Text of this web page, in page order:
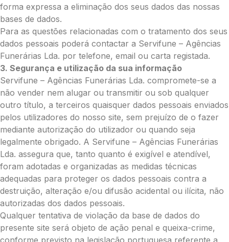
Pequena (€85)
Média (€100)
Grande (€115)
Cruz:
Pequena (€85)
Média (€100)
Grande (€115)
Coração:
Pequena (€85)
Média (€100)
Grande (€115)
Coroa:
Mini (€75)
Pequena (€85)
Média (€100)
Grande (€115)
O seu nome*
forma expressa a eliminação dos seus dados das nossas
bases de dados.
Para as questões relacionadas com o tratamento dos seus
dados pessoais poderá contactar a Servifune – Agências
Funerárias Lda. por telefone, email ou carta registada.
3. Segurança e utilização da sua informação
Servifune – Agências Funerárias Lda. compromete-se a
não vender nem alugar ou transmitir ou sob qualquer
outro título, a terceiros quaisquer dados pessoais enviados
pelos utilizadores do nosso site, sem prejuízo de o fazer
mediante autorização do utilizador ou quando seja
legalmente obrigado. A Servifune – Agências Funerárias
Lda. assegura que, tanto quanto é exigível e atendível,
foram adotadas e organizadas as medidas técnicas
adequadas para proteger os dados pessoais contra a
destruição, alteração e/ou difusão acidental ou ilícita, não
autorizadas dos dados pessoais.
Qualquer tentativa de violação da base de dados do
presente site será objeto de ação penal e queixa-crime,
conforme previsto na legislação portuguesa referente a